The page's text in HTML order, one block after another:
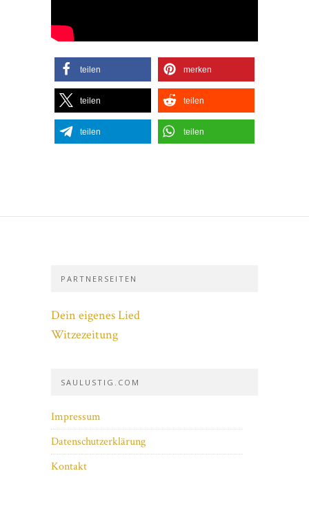
teilen merken
teilen teilen
teilen teilen
PARTNERSEITEN
Dein eigenes Lied
Witzezeitung
SAULUSTIG.COM
Impressum
Datenschutzerklärung
Kontakt